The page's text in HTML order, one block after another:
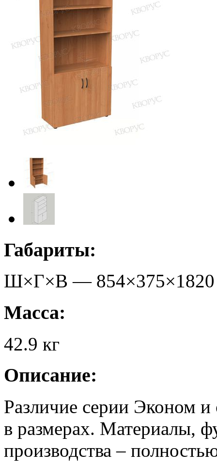
Габариты:
Ш×Г×В — 854×375×1820
Масса:
42.9 кг
Описание:
Различие серии Эконом
в размерах. Материалы,
производства –